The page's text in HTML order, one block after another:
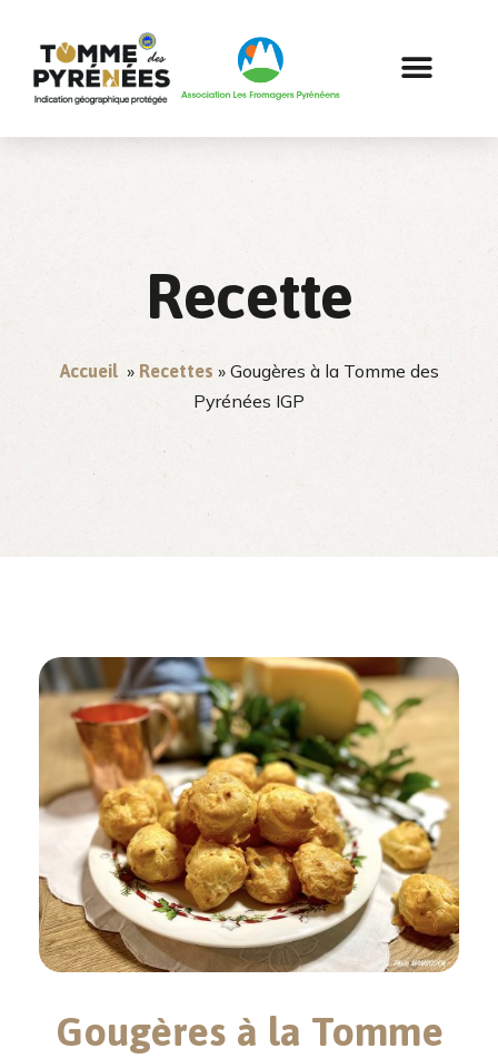
Recette
Accueil » Recettes » Gougères à la Tomme des
Pyrénées IGP
Gougères à la Tomme